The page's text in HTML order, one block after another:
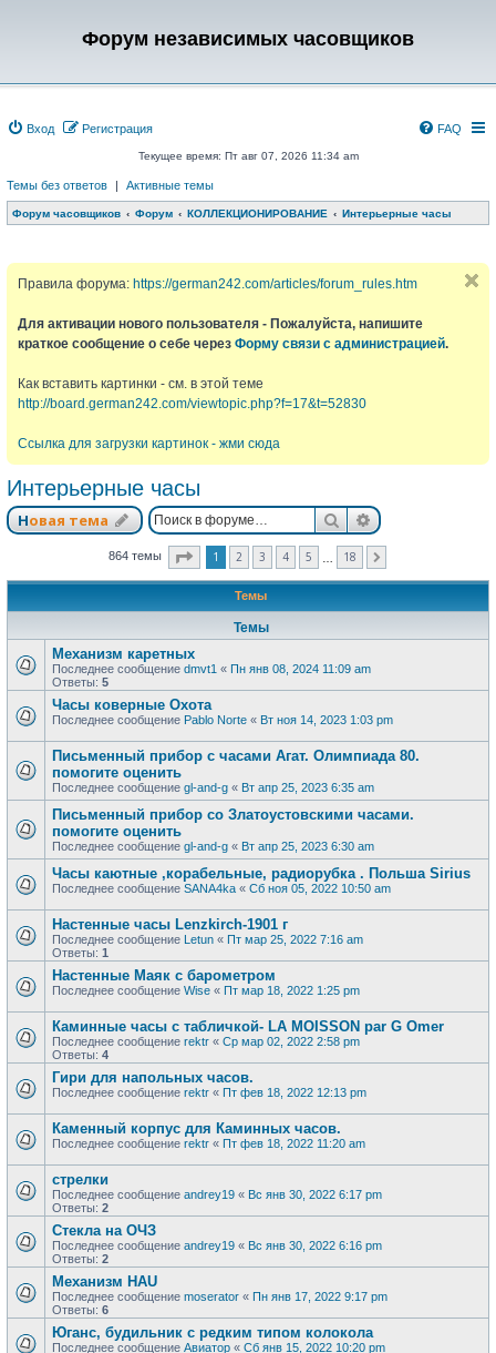
Форум независимых часовщиков
Вход Регистрация FAQ
Текущее время: Пт авг 07, 2026 11:34 am
Темы без ответов | Активные темы
Форум часовщиков Форум КОЛЛЕКЦИОНИРОВАНИЕ Интерьерные часы
Правила форума: https://german242.com/articles/forum_rules.htm
Для активации нового пользователя - Пожалуйста, напишите
краткое сообщение о себе через Форму связи с администрацией.
Как вставить картинки - см. в этой теме
http://board.german242.com/viewtopic.php?f=17&t=52830
Ссылка для загрузки картинок - жми сюда
Интерьерные часы
Новая тема ПоискРасширенный
864 темы Страница из
1 2 3 4 5 18
Темы
Темы
Механизм каретных
Последнее сообщение dmvt1 « Пн янв 08, 2024 11:09 am
Ответы: 5
Часы коверные Охота
Последнее сообщение Pablo Norte « Вт ноя 14, 2023 1:03 pm
Письменный прибор с часами Агат. Олимпиада 80.
помогите оценить
Последнее сообщение gl-and-g « Вт апр 25, 2023 6:35 am
Письменный прибор со Златоустовскими часами.
помогите оценить
Последнее сообщение gl-and-g « Вт апр 25, 2023 6:30 am
Часы каютные ,корабельные, радиорубка . Польша Sirius
Последнее сообщение SANA4ka « Сб ноя 05, 2022 10:50 am
Настенные часы Lenzkirch-1901 г
Последнее сообщение Letun « Пт мар 25, 2022 7:16 am
Ответы: 1
Настенные Маяк с барометром
Последнее сообщение Wise « Пт мар 18, 2022 1:25 pm
Каминные часы с табличкой- LA MOISSON par G Omer
Последнее сообщение rektr « Ср мар 02, 2022 2:58 pm
Ответы: 4
Гири для напольных часов.
Последнее сообщение rektr « Пт фев 18, 2022 12:13 pm
Каменный корпус для Каминных часов.
Последнее сообщение rektr « Пт фев 18, 2022 11:20 am
стрелки
Последнее сообщение andrey19 « Вс янв 30, 2022 6:17 pm
Ответы: 2
Стекла на ОЧЗ
Последнее сообщение andrey19 « Вс янв 30, 2022 6:16 pm
Ответы: 2
Механизм HAU
Последнее сообщение moserator « Пн янв 17, 2022 9:17 pm
Ответы: 6
Юганс, будильник с редким типом колокола
Последнее сообщение Авиатор « Сб янв 15, 2022 10:20 pm